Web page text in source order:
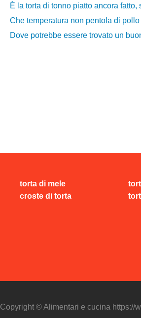
È la torta di tonno piatto ancora
Che temperatura non pentola di
Dove potrebbe essere trovato un
torta di mele
croste di torta
Copyright © Alimentari e cucina https://